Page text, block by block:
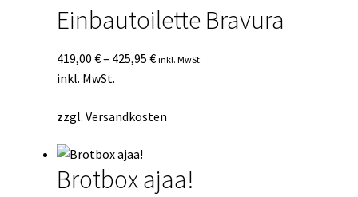
Einbautoilette Bravura
419,00 €– 425,95 € inkl. MwSt.
inkl. MwSt.
zzgl. Versandkosten
Brotbox ajaa!